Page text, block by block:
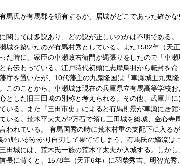
馬氏が有馬郡を領有するが、居城がどこであった確かな
関しては多説あり、どの説が正しいのかは不明である。
城を築いたのが有馬村秀としている。また1582年（天
た時に、家臣の車瀬政右衛門が縄張りをしたので「車瀬
も伝わっている。江戸時代初頭に志摩鳥羽から転封を命
庁を置いたが、10代藩主の九鬼隆国は「車瀬城主九鬼
このことから、車瀬城は現在の兵庫県立有馬高等学校お
とした旧三田城の別称と考えられる。その他、武庫川に
いる。また『三田市史』によると有馬則景が車瀬に居館
いる。荒木平太夫が2万石で領し三田城を築城、金心寺
われている。 有馬国秀の時に荒木村重の支配下に入る
の疑いがかかり自刃して果ててしまう。有馬氏の嫡流は
田城には、荒木氏一族の荒木平太夫が入城する。しかし
長に背くと、1578年（天正6年）に羽柴秀吉、明智光秀